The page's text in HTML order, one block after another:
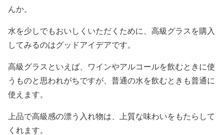
んか。
水を少しでもおいしくいただくために、高級グラスを購入
してみるのはグッドアイデアです。
高級グラスといえば、ワインやアルコールを飲むときに使
うものと思われがちですが、普通の水を飲むときも普通に
使えます。
上品で高級感の漂う入れ物は、上質な味わいをもたらして
くれます。